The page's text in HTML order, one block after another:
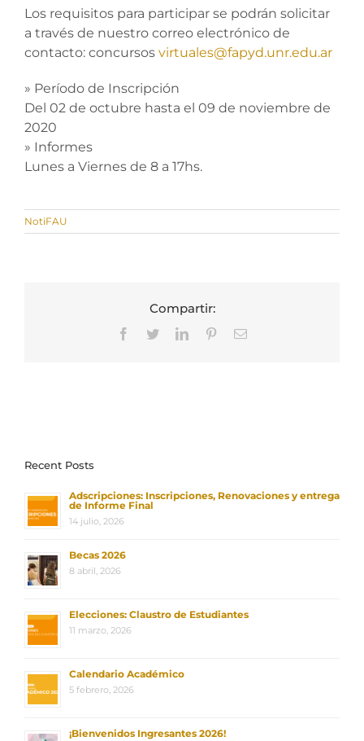
Los requisitos para participar se podrán solicitar
a través de nuestro correo electrónico de
contacto: concursos virtuales@fapyd.unr.edu.ar
» Período de Inscripción
Del 02 de octubre hasta el 09 de noviembre de
2020
» Informes
Lunes a Viernes de 8 a 17hs.
NotiFAU
Compartir:
Facebook
TwitterLinkedInPinterestCorreo
Recent Posts
Adscripciones: Inscripciones, Renovaciones y entrega
de Informe Final
14 julio, 2026
Becas 2026
8 abril, 2026
Elecciones: Claustro de Estudiantes
11 marzo, 2026
Calendario Académico
5 febrero, 2026
¡Bienvenidos Ingresantes 2026!